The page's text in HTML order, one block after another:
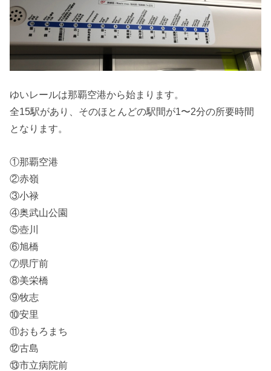
ゆいレールは那覇空港から始まります。
全15駅があり、そのほとんどの駅間が1〜2分の所要時間
となります。
①那覇空港
②赤嶺
③小禄
④奥武山公園
⑤壺川
⑥旭橋
⑦県庁前
⑧美栄橋
⑨牧志
⑩安里
⑪おもろまち
⑫古島
⑬市立病院前